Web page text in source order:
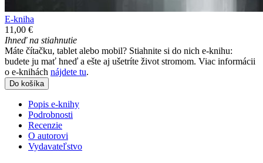
E-kniha
11,00 €
Ihneď na stiahnutie
Máte čítačku, tablet alebo mobil? Stiahnite si do nich e-knihu:
budete ju mať hneď a ešte aj ušetríte život stromom. Viac informácii
o e-knihách nájdete tu.
Do košíka
Popis e-knihy
Podrobnosti
Recenzie
O autorovi
Vydavateľstvo